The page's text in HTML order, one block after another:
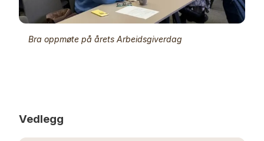
Bra oppmøte på årets Arbeidsgiverdag
Vedlegg